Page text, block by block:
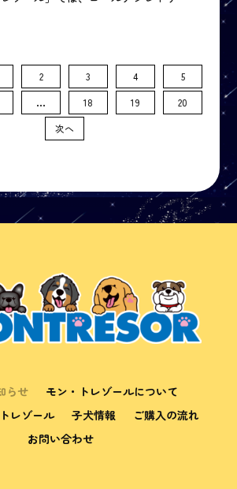
2 3 4
5
… 18 19
20
次へ
らせ
モン・トレゾールについて
レゾール
子犬情報
ご購入の流れ
お問い合わせ